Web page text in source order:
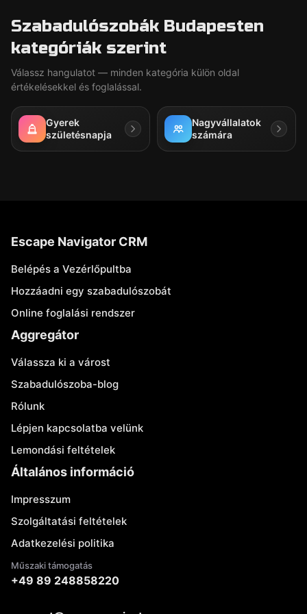
Szabadulószobák Budapesten
kategóriák szerint
Válassz hangulatot — minden kategória külön oldal
értékelésekkel és foglalással.
Gyerek
születésnapja
Nagyvállalatok
számára
Escape Navigator CRM
Belépés a Vezérlőpultba
Hozzáadni egy szabadulószobát
Online foglalási rendszer
Aggregátor
Válassza ki a várost
Szabadulószoba-blog
Rólunk
Lépjen kapcsolatba velünk
Lemondási feltételek
Általános információ
Impresszum
Szolgáltatási feltételek
Adatkezelési politika
Műszaki támogatás
+49 89 248858220